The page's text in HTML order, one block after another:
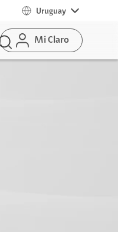
Uruguay
Mi Claro